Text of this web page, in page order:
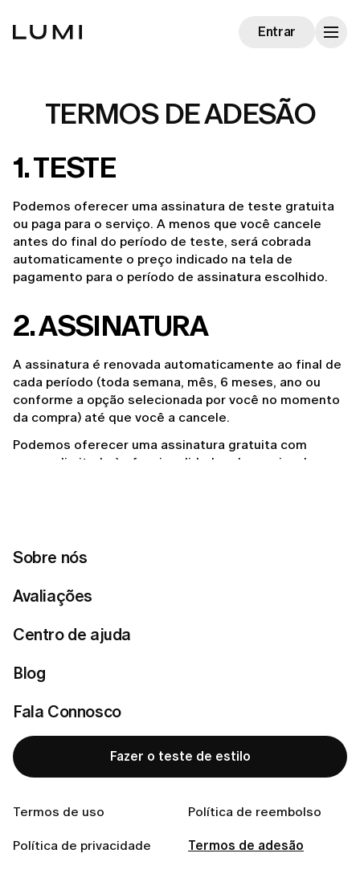
Sobre nós
Avaliações
Centro de ajuda
Blog
Fala Connosco
Fazer o teste de estilo
Termos de uso Política de reembolso
Política de privacidade Termos de adesão
Entrar
TERMOS DE ADESÃO
1. TESTE
Podemos oferecer uma assinatura de teste gratuita
ou paga para o serviço. A menos que você cancele
antes do final do período de teste, será cobrada
automaticamente o preço indicado na tela de
pagamento para o período de assinatura escolhido.
2. ASSINATURA
A assinatura é renovada automaticamente ao final de
cada período (toda semana, mês, 6 meses, ano ou
conforme a opção selecionada por você no momento
da compra) até que você a cancele.
Podemos oferecer uma assinatura gratuita com
acesso limitado às funcionalidades do serviço, bem
cobranças serão retomadas a partir do mês seguinte.
benefícios da sua assinatura, mas não acumulará
3. SALDO
no aplicativo móvel, as usuárias podem acumular saldo
As usuárias ganham
não monetários – por meio de atividades qualificadas
no Serviço. O Saldo não tem valor monetário e não
terceiros ou utilizado fora do Serviço.
Os seguintes termos se aplicam ao acúmulo e uso do